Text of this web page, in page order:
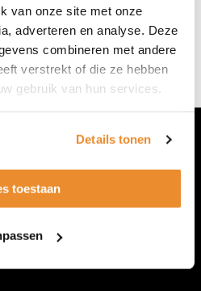
van onze site met onze
adverteren en analyse. Deze
combineren met andere
verstrekt of die ze hebben
gebruik van hun services.
Details tonen
toestaan
op